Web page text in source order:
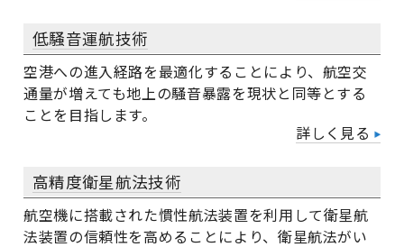
低騒音運航技術
空港への進入経路を最適化することにより、航空交
通量が増えても地上の騒音暴露を現状と同等とする
ことを目指します。
詳しく見る
高精度衛星航法技術
航空機に搭載された慣性航法装置を利用して衛星航
法装置の信頼性を高めることにより、衛星航法がい